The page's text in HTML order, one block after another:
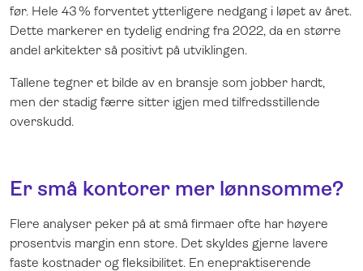
før. Hele 43 % forventet ytterligere nedgang i løpet av året.
Dette markerer en tydelig endring fra 2022, da en større
andel arkitekter så positivt på utviklingen.
Tallene tegner et bilde av en bransje som jobber hardt,
men der stadig færre sitter igjen med tilfredsstillende
overskudd.
Er små kontorer mer lønnsomme?
Flere analyser peker på at små firmaer ofte har høyere
prosentvis margin enn store. Det skyldes gjerne lavere
faste kostnader og fleksibilitet. En enepraktiserende